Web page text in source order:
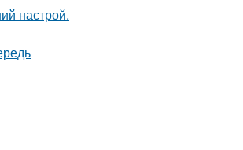
настрой.